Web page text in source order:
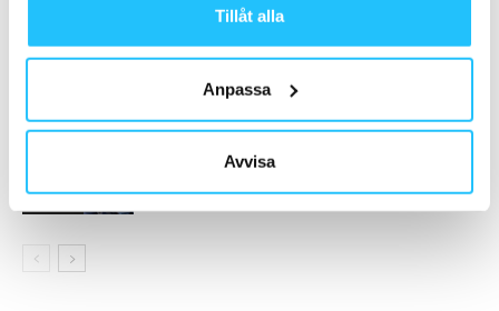
Tillåt alla
Anpassa
Avvisa
SATS lanserar nytt koncept för smart
SATS Q1 2026: Stabil tillväxt när fler
medlemmar håller i träningen